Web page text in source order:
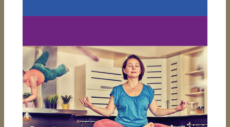
ONLINE-MARKETING-
KAMPAGNE FÜR DEN
ECHTEN HOLZBODEN
Auch wenn vielen von uns derzeit der